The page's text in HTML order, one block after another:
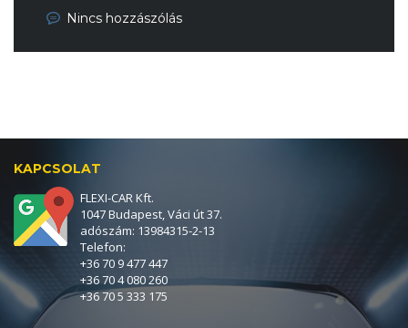
Nincs hozzászólás
KAPCSOLAT
FLEXI-CAR Kft.
1047 Budapest, Váci út 37.
adószám: 13984315-2-13
Telefon:
+36 70 9 477 447
+36 70 4 080 260
+36 70 5 333 175